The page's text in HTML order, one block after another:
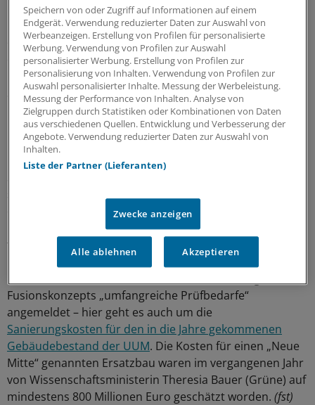
Mannheims Oberbürgermeister Peter Kurz (SPD) findet
die Frage: „Wie viel seid Ihr denn bereit zu zahlen“ nach
eigenen Worten „sehr schwierig“: „Zuerst müssen wir
klären, was bedeutet ein fusioniertes Klinikum für den
Standort Mannheim“, sagte Kurz im Januar der „Rhein-
Neckar-Zeitung“.
Nicht erleichtert wird die Positionsfindung der
Regierung offenbar dadurch, dass neben dem
deutlich, dass Mannheim, wenn eine strukturelle
Entscheidung vertagt wird, zumindest „schnell eine
finanzielle Hilfe“ benötigt.
Fusionskonzepts „umfangreiche Prüfbedarfe“
angemeldet – hier geht es auch um die
Sanierungskosten für den in die Jahre gekommenen
Gebäudebestand der UUM. Die Kosten für einen „Neue
Mitte“ genannten Ersatzbau waren im vergangenen Jahr
von Wissenschaftsministerin Theresia Bauer (Grüne) auf
mindestens 800 Millionen Euro geschätzt worden. (fst)
Speichern von oder Zugriff auf Informationen auf einem
Endgerät. Verwendung reduzierter Daten zur Auswahl von
Werbeanzeigen. Erstellung von Profilen für personalisierte
Werbung. Verwendung von Profilen zur Auswahl
personalisierter Werbung. Erstellung von Profilen zur
Personalisierung von Inhalten. Verwendung von Profilen zur
Auswahl personalisierter Inhalte. Messung der Werbeleistung.
Messung der Performance von Inhalten. Analyse von
Zielgruppen durch Statistiken oder Kombinationen von Daten
aus verschiedenen Quellen. Entwicklung und Verbesserung der
Angebote. Verwendung reduzierter Daten zur Auswahl von
Inhalten.
Liste der Partner (Lieferanten)
Zwecke anzeigen
Alle ablehnen Akzeptieren